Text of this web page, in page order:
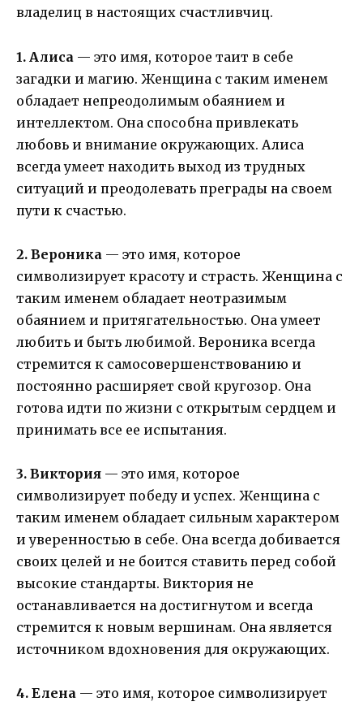
владелиц в настоящих счастливчиц.
1. Алиса — это имя, которое таит в себе
загадки и магию. Женщина с таким именем
обладает непреодолимым обаянием и
интеллектом. Она способна привлекать
любовь и внимание окружающих. Алиса
всегда умеет находить выход из трудных
ситуаций и преодолевать преграды на своем
пути к счастью.
2. Вероника — это имя, которое
символизирует красоту и страсть. Женщина с
таким именем обладает неотразимым
обаянием и притягательностью. Она умеет
любить и быть любимой. Вероника всегда
стремится к самосовершенствованию и
постоянно расширяет свой кругозор. Она
готова идти по жизни с открытым сердцем и
принимать все ее испытания.
3. Виктория — это имя, которое
символизирует победу и успех. Женщина с
таким именем обладает сильным характером
и уверенностью в себе. Она всегда добивается
своих целей и не боится ставить перед собой
высокие стандарты. Виктория не
останавливается на достигнутом и всегда
стремится к новым вершинам. Она является
источником вдохновения для окружающих.
4. Елена — это имя, которое символизирует